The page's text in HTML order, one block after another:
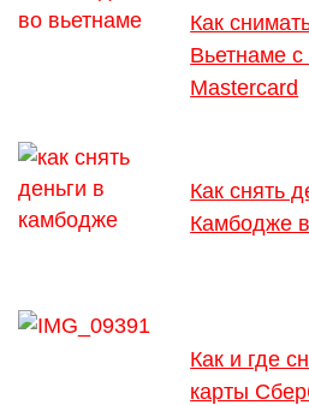
Как
Вьетнаме
Mastercard
Как снять
Камбодже
Как и где
карты